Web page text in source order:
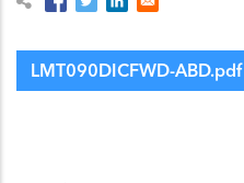
LMT090DICFWD-ABD.pdf